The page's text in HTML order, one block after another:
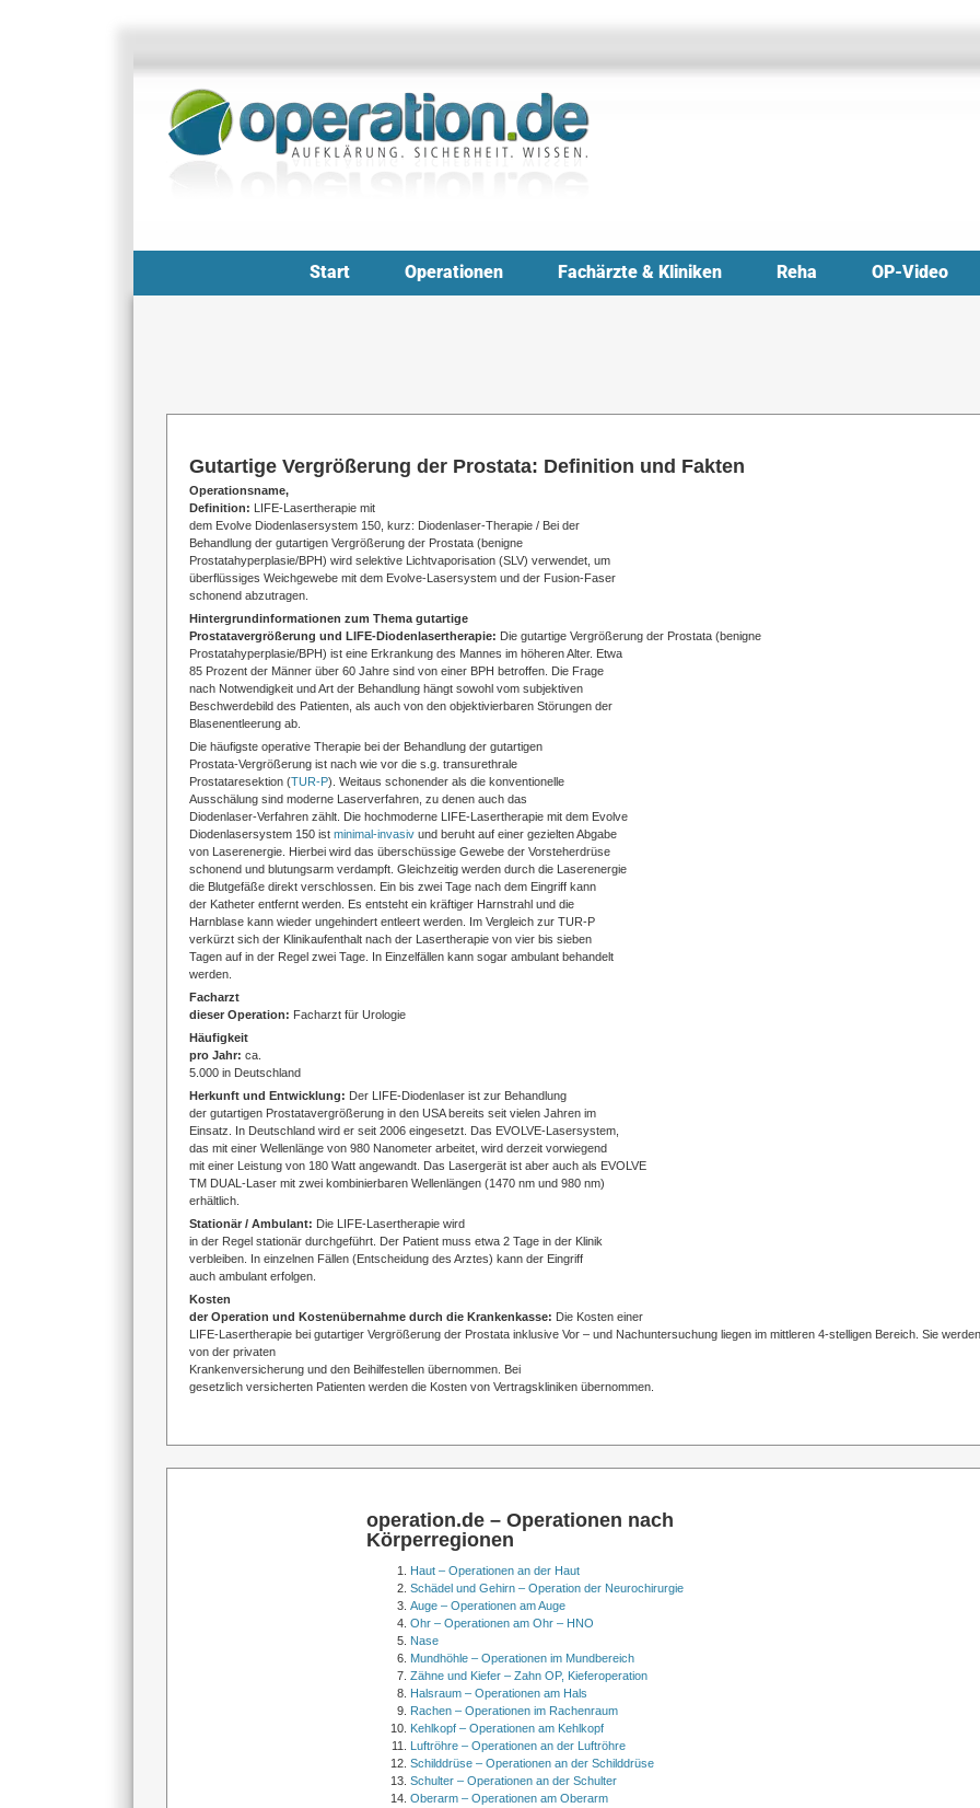
Start Operationen Fachärzte & Kliniken Reha OP-Video
Gutartige Vergrößerung der Prostata: Definition und Fakten
Operationsname,
Definition: LIFE-Lasertherapie mit
dem Evolve Diodenlasersystem 150, kurz: Diodenlaser-Therapie / Bei der
Behandlung der gutartigen Vergrößerung der Prostata (benigne
Prostatahyperplasie/BPH) wird selektive Lichtvaporisation (SLV) verwendet, um
überflüssiges Weichgewebe mit dem Evolve-Lasersystem und der Fusion-Faser
schonend abzutragen.
Hintergrundinformationen zum Thema gutartige
Prostatavergrößerung und LIFE-Diodenlasertherapie: Die gutartige Vergrößerung der Prostata (benigne
Prostatahyperplasie/BPH) ist eine Erkrankung des Mannes im höheren Alter. Etwa
85 Prozent der Männer über 60 Jahre sind von einer BPH betroffen. Die Frage
nach Notwendigkeit und Art der Behandlung hängt sowohl vom subjektiven
Beschwerdebild des Patienten, als auch von den objektivierbaren Störungen der
Blasenentleerung ab.
Die häufigste operative Therapie bei der Behandlung der gutartigen
Prostata-Vergrößerung ist nach wie vor die s.g. transurethrale
Prostataresektion (TUR-P). Weitaus schonender als die konventionelle
Ausschälung sind moderne Laserverfahren, zu denen auch das
Diodenlaser-Verfahren zählt. Die hochmoderne LIFE-Lasertherapie mit dem Evolve
Diodenlasersystem 150 ist minimal-invasivund beruht auf einer gezielten Abgabe
von Laserenergie. Hierbei wird das überschüssige Gewebe der Vorsteherdrüse
schonend und blutungsarm verdampft. Gleichzeitig werden durch die Laserenergie
die Blutgefäße direkt verschlossen. Ein bis zwei Tage nach dem Eingriff kann
der Katheter entfernt werden. Es entsteht ein kräftiger Harnstrahl und die
Harnblase kann wieder ungehindert entleert werden. Im Vergleich zur TUR-P
verkürzt sich der Klinikaufenthalt nach der Lasertherapie von vier bis sieben
Tagen auf in der Regel zwei Tage. In Einzelfällen kann sogar ambulant behandelt
werden.
Facharzt
dieser Operation: Facharzt für Urologie
Häufigkeit
pro Jahr: ca.
5.000 in Deutschland
Herkunft und Entwicklung: Der LIFE-Diodenlaser ist zur Behandlung
der gutartigen Prostatavergrößerung in den USA bereits seit vielen Jahren im
Einsatz. In Deutschland wird er seit 2006 eingesetzt. Das EVOLVE-Lasersystem,
das mit einer Wellenlänge von 980 Nanometer arbeitet, wird derzeit vorwiegend
mit einer Leistung von 180 Watt angewandt. Das Lasergerät ist aber auch als EVOLVE
TM DUAL-Laser mit zwei kombinierbaren Wellenlängen (1470 nm und 980 nm)
erhältlich.
Stationär / Ambulant: Die LIFE-Lasertherapie wird
in der Regel stationär durchgeführt. Der Patient muss etwa 2 Tage in der Klinik
verbleiben. In einzelnen Fällen (Entscheidung des Arztes) kann der Eingriff
auch ambulant erfolgen.
Kosten
der Operation und Kostenübernahme durch die Krankenkasse: Die Kosten einer
LIFE-Lasertherapie bei gutartiger Vergrößerung der Prostata inklusive Vor – und Nachuntersuchung liegen im mittleren 4-stelligen Bereich. Sie werden
von der privaten
Krankenversicherung und den Beihilfestellen übernommen. Bei
gesetzlich versicherten Patienten werden die Kosten von Vertragskliniken übernommen.
operation.de – Operationen nach
Körperregionen
Haut – Operationen an der Haut
Schädel und Gehirn – Operation der Neurochirurgie
Auge – Operationen am Auge
Ohr – Operationen am Ohr – HNO
Nase
Mundhöhle – Operationen im Mundbereich
Zähne und Kiefer – Zahn OP, Kieferoperation
Halsraum – Operationen am Hals
Rachen – Operationen im Rachenraum
Kehlkopf – Operationen am Kehlkopf
Luftröhre – Operationen an der Luftröhre
Schilddrüse – Operationen an der Schilddrüse
Schulter – Operationen an der Schulter
Oberarm – Operationen am Oberarm